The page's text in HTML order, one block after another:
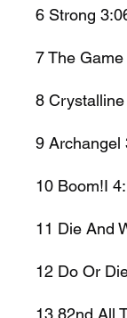
6 Strong
7The Game
8
9 Archangel
10 Boom!I
11 Die And
12 Do Or
13 82nd All